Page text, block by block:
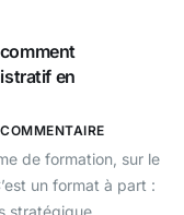
en
de formation, sur le
un format à part :